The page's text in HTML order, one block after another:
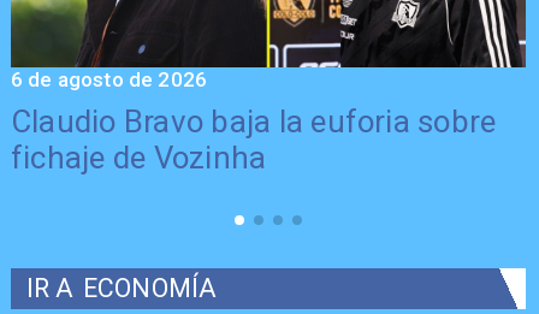
Claudio Bravo baja la euforia sobre
fichaje de Vozinha
6 de agosto de 2026
IR A ECONOMÍA